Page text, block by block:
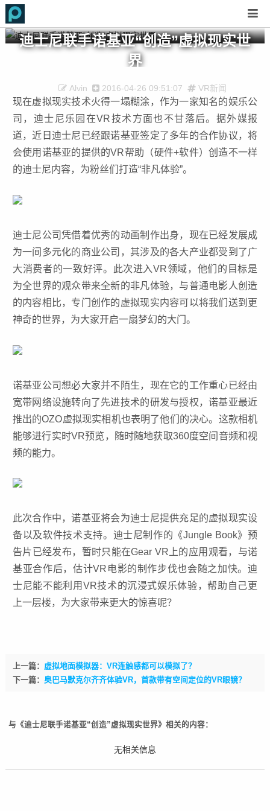
迪士尼联手诺基亚“创造”虚拟现实世
界
Alvin 2016-04-26 09:51:07 VR新闻
现在虚拟现实技术火得一塌糊涂，作为一家知名的娱乐公
司，迪士尼乐园在VR技术方面也不甘落后。据外媒报
道，近日迪士尼已经跟诺基亚签定了多年的合作协议，将
会使用诺基亚的提供的VR帮助（硬件+软件）创造不一样
的迪士尼内容，为粉丝们打造“非凡体验”。
迪士尼公司凭借着优秀的动画制作出身，现在已经发展成
为一间多元化的商业公司，其涉及的各大产业都受到了广
大消费者的一致好评。此次进入VR领域，他们的目标是
为全世界的观众带来全新的非凡体验，与普通电影人创造
的内容相比，专门创作的虚拟现实内容可以将我们送到更
神奇的世界，为大家开启一扇梦幻的大门。
诺基亚公司想必大家并不陌生，现在它的工作重心已经由
宽带网络设施转向了先进技术的研发与授权，诺基亚最近
推出的OZO虚拟现实相机也表明了他们的决心。这款相机
能够进行实时VR预览，随时随地获取360度空间音频和视
频的能力。
此次合作中，诺基亚将会为迪士尼提供充足的虚拟现实设
备以及软件技术支持。迪士尼制作的《Jungle Book》预
告片已经发布，暂时只能在Gear VR上的应用观看，与诺
基亚合作后，估计VR电影的制作步伐也会随之加快。迪
士尼能不能利用VR技术的沉浸式娱乐体验，帮助自己更
上一层楼，为大家带来更大的惊喜呢？
上一篇： 虚拟地面模拟器：VR连触感都可以模拟了？
下一篇： 奥巴马默克尔齐齐体验VR，首款带有空间定位的VR眼镜？
与《迪士尼联手诺基亚“创造”虚拟现实世界》相关的内容：
无相关信息